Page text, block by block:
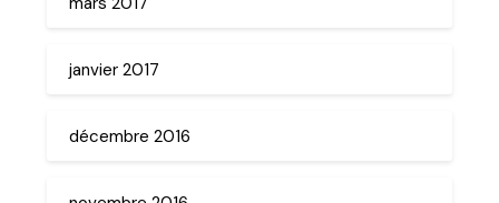
janvier 2017
décembre 2016